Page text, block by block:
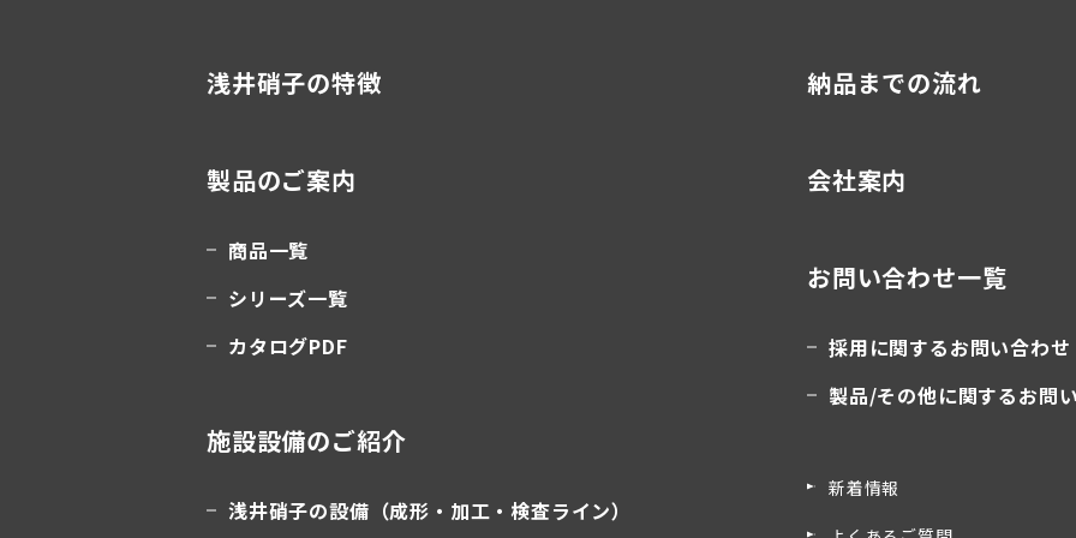
浅井硝子の特徴
製品のご案内
商品一覧
シリーズ一覧
カタログPDF
施設設備のご紹介
浅井硝子の設備（成形・加工・検査ライン）
納品までの流れ
会社案内
お問い合わせ一覧
採用に関するお問い合わせ
製品/その他に関するお問
新着情報